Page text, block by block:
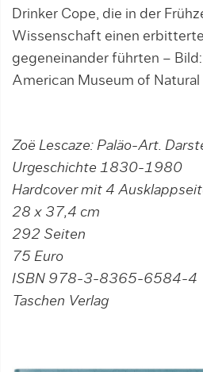
Drinker Cope, die in der
Wissenschaft einen
gegeneinander führten –
American Museum of Natural
Zoë Lescaze: Paläo-Art.
Urgeschichte 1830-1980
Hardcover mit 4
28 x 37,4 cm
292 Seiten
75 Euro
ISBN 978-3-8365-6584-4
Taschen Verlag